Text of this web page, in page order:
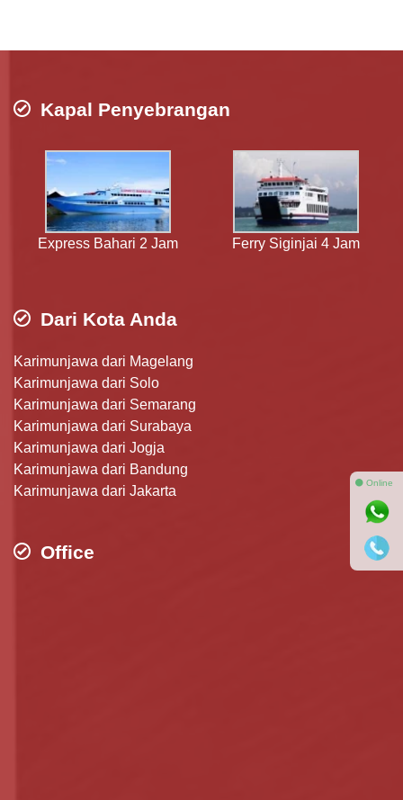
Kapal Penyebrangan
Express Bahari 2 Jam Ferry Siginjai 4 Jam
Dari Kota Anda
Karimunjawa dari Magelang
Karimunjawa dari Solo
Karimunjawa dari Semarang
Karimunjawa dari Surabaya
Karimunjawa dari Jogja
Karimunjawa dari Bandung
Karimunjawa dari Jakarta
Office
⚫ Online